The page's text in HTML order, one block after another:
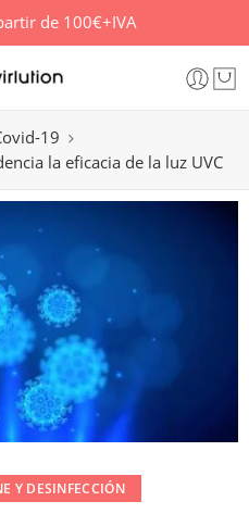
de 100€+IVA
19
la eficacia de la luz UVC
Y DESINFECCIÓN